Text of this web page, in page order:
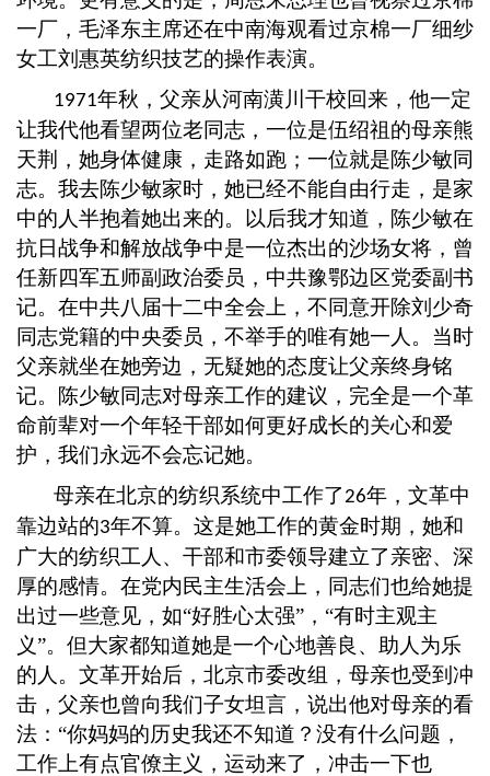
一厂，毛泽东主席还在中南海观看过京棉一厂细纱
女工刘惠英纺织技艺的操作表演。
1971年秋，父亲从河南潢川干校回来，他一定
让我代他看望两位老同志，一位是伍绍祖的母亲熊
天荆，她身体健康，走路如跑；一位就是陈少敏同
志。我去陈少敏家时，她已经不能自由行走，是家
中的人半抱着她出来的。以后我才知道，陈少敏在
抗日战争和解放战争中是一位杰出的沙场女将，曾
任新四军五师副政治委员，中共豫鄂边区党委副书
记。在中共八届十二中全会上，不同意开除刘少奇
同志党籍的中央委员，不举手的唯有她一人。当时
父亲就坐在她旁边，无疑她的态度让父亲终身铭
记。陈少敏同志对母亲工作的建议，完全是一个革
命前辈对一个年轻干部如何更好成长的关心和爱
护，我们永远不会忘记她。
母亲在北京的纺织系统中工作了26年，文革中
靠边站的3年不算。这是她工作的黄金时期，她和
广大的纺织工人、干部和市委领导建立了亲密、深
厚的感情。在党内民主生活会上，同志们也给她提
出过一些意见，如“好胜心太强”，“有时主观主
义”。但大家都知道她是一个心地善良、助人为乐
的人。文革开始后，北京市委改组，母亲也受到冲
击，父亲也曾向我们子女坦言，说出他对母亲的看
法：“你妈妈的历史我还不知道？没有什么问题，
工作上有点官僚主义，运动来了，冲击一下也